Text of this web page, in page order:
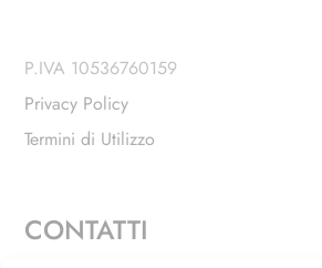
P.IVA 10536760159
Privacy Policy
Termini di Utilizzo
CONTATTI